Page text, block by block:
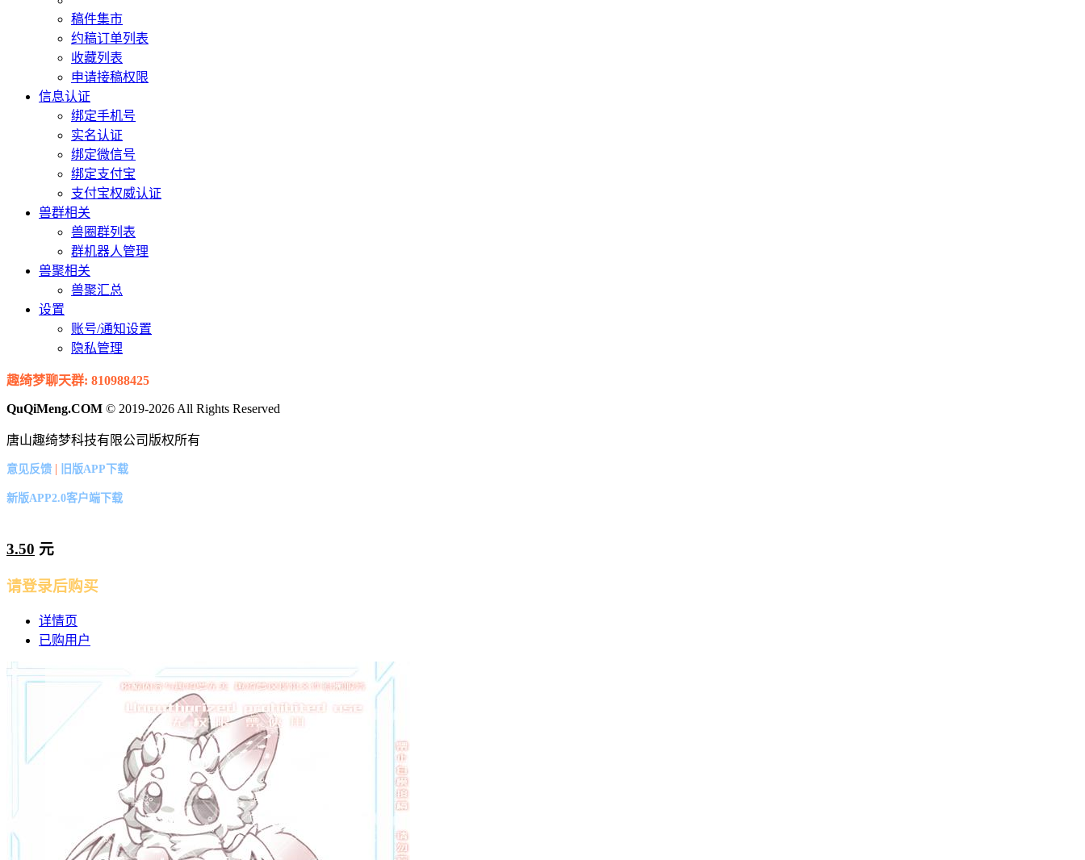
稿件集市
约稿订单列表
收藏列表
申请接稿权限
信息认证
绑定手机号
实名认证
绑定微信号
绑定支付宝
支付宝权威认证
兽群相关
兽圈群列表
群机器人管理
兽聚相关
兽聚汇总
设置
账号/通知设置
隐私管理
趣绮梦聊天群: 810988425
QuQiMeng.COM © 2019-2026 All Rights Reserved
唐山趣绮梦科技有限公司版权所有
意见反馈 | 旧版APP下载
新版APP2.0客户端下载
3.50 元
请登录后购买
详情页
已购用户